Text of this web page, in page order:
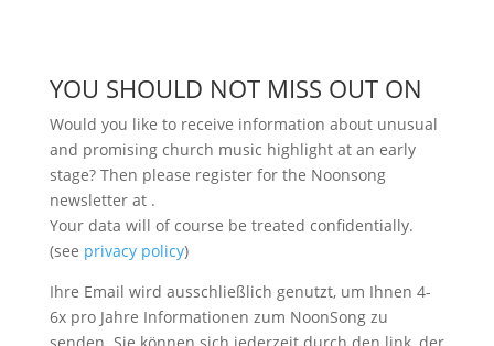
YOU SHOULD NOT MISS OUT ON
Would you like to receive information about unusual
and promising church music highlight at an early
stage? Then please register for the Noonsong
newsletter at .
Your data will of course be treated confidentially.
(see privacy policy)
Ihre Email wird ausschließlich genutzt, um Ihnen 4-
6x pro Jahre Informationen zum NoonSong zu